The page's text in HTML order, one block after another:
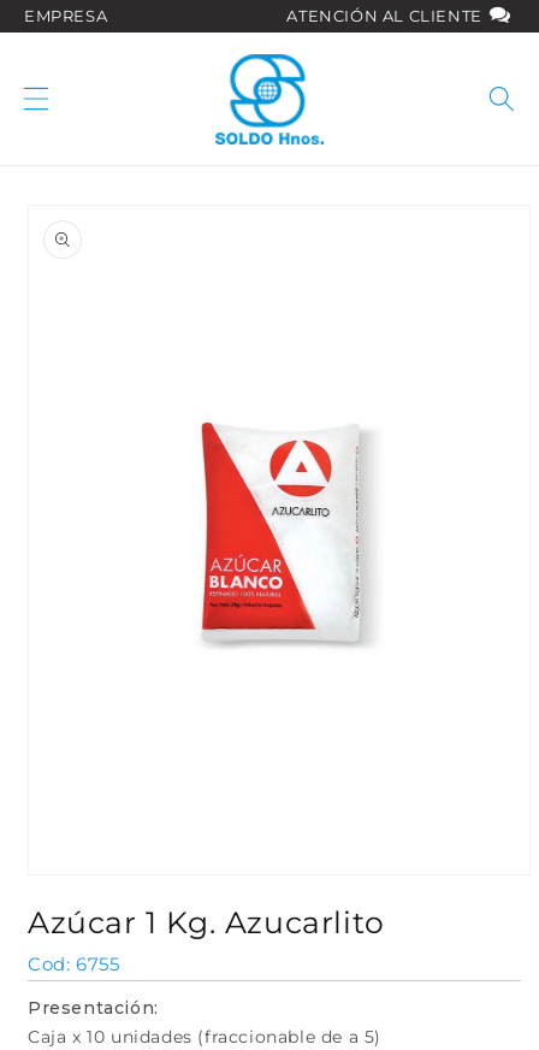
directamente
EMPRESA ATENCIÓN AL CLIENTE
información
multimedia
1
en
una
modal
Azúcar 1 Kg. Azucarlito
SKU:
6755
Presentación:
Caja x 10 unidades (fraccionable de a 5)